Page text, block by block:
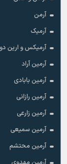
آرمن
آرمیک
آرمیکس و ارین
آرمین آراد
آرمین بابادی
آرمین رازانی
آرمین زارعی
آرمین سمیعی
آرمین محتشم